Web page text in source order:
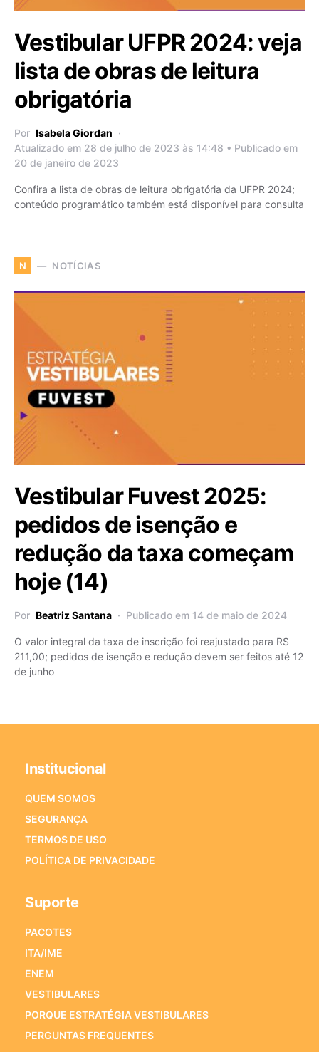
Vestibular UFPR 2024: veja
lista de obras de leitura
obrigatória
Por Isabela Giordan
Atualizado em 28 de julho de 2023 às 14:48 • Publicado em
20 de janeiro de 2023
Confira a lista de obras de leitura obrigatória da UFPR 2024;
conteúdo programático também está disponível para consulta
N NOTÍCIAS
Vestibular Fuvest 2025:
pedidos de isenção e
redução da taxa começam
hoje (14)
Por Beatriz Santana Publicado em 14 de maio de 2024
O valor integral da taxa de inscrição foi reajustado para R$
211,00; pedidos de isenção e redução devem ser feitos até 12
de junho
Institucional
QUEM SOMOS
SEGURANÇA
TERMOS DE USO
POLÍTICA DE PRIVACIDADE
Suporte
PACOTES
ITA/IME
ENEM
VESTIBULARES
PORQUE ESTRATÉGIA VESTIBULARES
PERGUNTAS FREQUENTES